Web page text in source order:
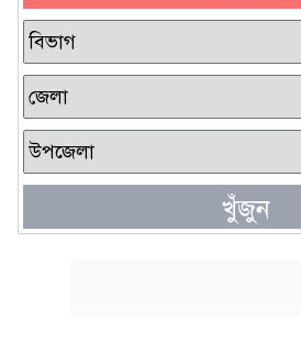
খুঁজুন